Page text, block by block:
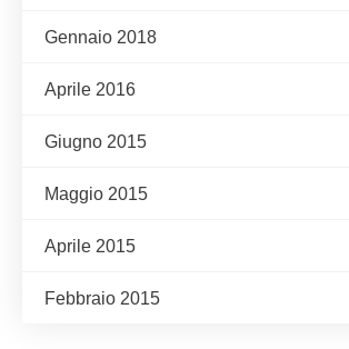
Gennaio 2018
Aprile 2016
Giugno 2015
Maggio 2015
Aprile 2015
Febbraio 2015